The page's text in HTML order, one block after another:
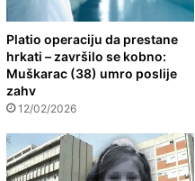
Platio operaciju da prestane
hrkati – završilo se kobno:
Muškarac (38) umro poslije
zahv
12/02/2026